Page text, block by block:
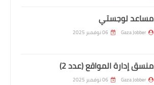
مساعد لوجستي
Gaza Jobber 06 نوفمبر 2025
منسق إدارة المواقع (عدد 2)
Gaza Jobber 06 نوفمبر 2025